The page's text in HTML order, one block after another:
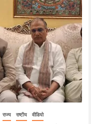
राज्य राष्टीय वीडियो